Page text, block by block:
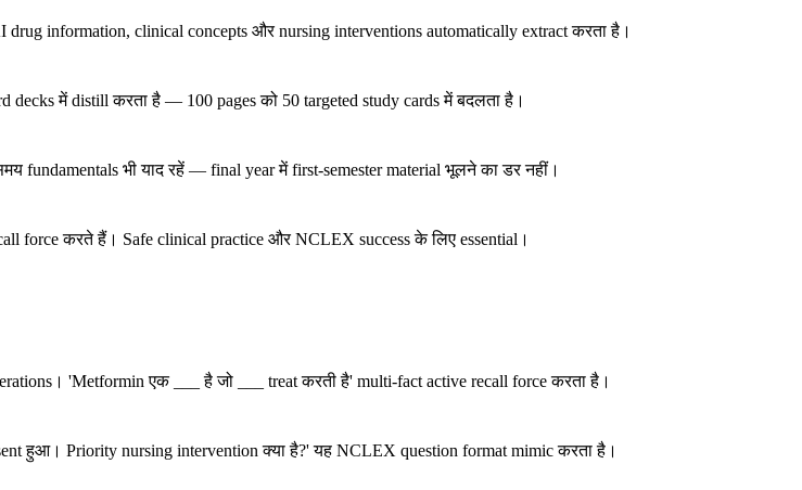
information, clinical concepts और nursing interventions automatically extract करता है।
decks में distill करता है — 100 pages को 50 targeted study cards में बदलता है।
fundamentals भी याद रहें — final year में first-semester material भूलने का डर नहीं।
force करते हैं। Safe clinical practice और NCLEX success के लिए essential।
'Metformin एक ___ है जो ___ treat करती है' multi-fact active recall force करता है।
हुआ। Priority nursing intervention क्या है?' यह NCLEX question format mimic करता है।